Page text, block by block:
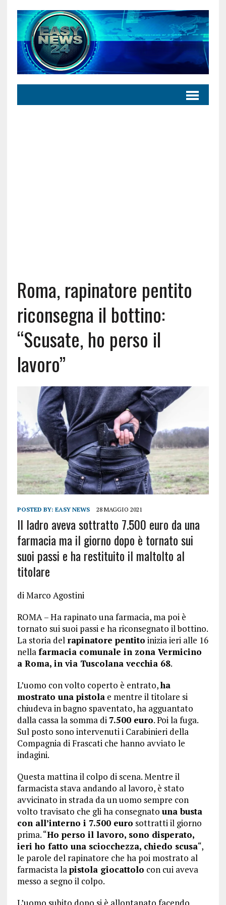
Roma, rapinatore pentito
riconsegna il bottino:
“Scusate, ho perso il
lavoro”
POSTED BY: EASY NEWS 28 MAGGIO 2021
Il ladro aveva sottratto 7.500 euro da una
farmacia ma il giorno dopo è tornato sui
suoi passi e ha restituito il maltolto al
titolare
diMarco Agostini
ROMA – Ha rapinato una farmacia, ma poi è
tornato sui suoi passi e ha riconsegnato il bottino.
La storia del rapinatore pentito inizia ieri alle 16
nellafarmacia comunale in zona Vermicino
a Roma, in via Tuscolana vecchia 68.
L’uomo con volto coperto è entrato,ha
mostrato una pistolae mentre il titolare si
chiudeva in bagno spaventato, ha agguantato
dalla cassa la somma di 7.500 euro. Poi la fuga.
Sul posto sono intervenuti i Carabinieri della
Compagnia di Frascati che hanno avviato le
indagini.
Questa mattina il colpo di scena. Mentre il
farmacista stava andando al lavoro, è stato
avvicinato in strada da un uomo sempre con
volto travisato che gli ha consegnato una busta
con all’interno i 7.500 euro sottratti il giorno
prima. “Ho perso il lavoro, sono disperato,
ieri ho fatto una sciocchezza, chiedo scusa“,
le parole del rapinatore che ha poi mostrato al
farmacista lapistola giocattolo con cui aveva
messo a segno il colpo.